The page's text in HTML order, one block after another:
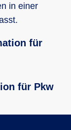
in einer
für
für Pkw